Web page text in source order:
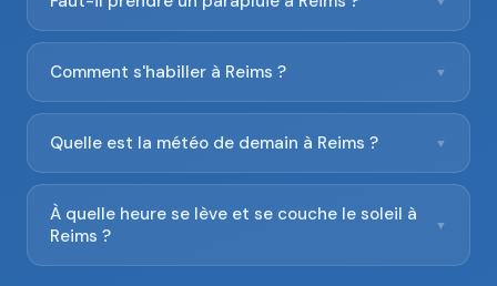
Comment s'habiller à Reims ? ▼
Quelle est la météo de demain à Reims ? ▼
À quelle heure se lève et se couche le soleil à
Reims ?
▼